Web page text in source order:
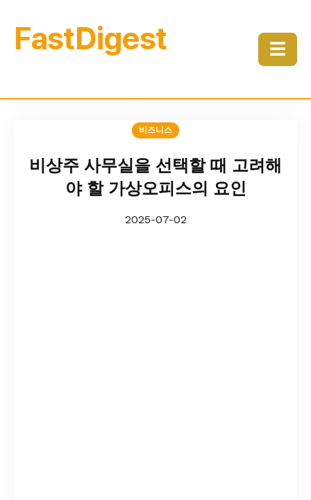
FastDigest ☰
비즈니스
비상주 사무실을 선택할 때 고려해
야 할 가상오피스의 요인
2025-07-02